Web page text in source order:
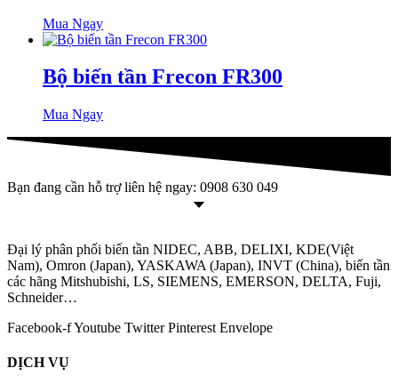
Mua Ngay
Bộ biến tần Frecon FR300
Mua Ngay
Bạn đang cần hỗ trợ liên hệ ngay: 0908 630 049
Đại lý phân phối biến tần NIDEC, ABB, DELIXI, KDE(Việt
Nam), Omron (Japan), YASKAWA (Japan), INVT (China), biến tần
các hãng Mitshubishi, LS, SIEMENS, EMERSON, DELTA, Fuji,
Schneider…
Facebook-fYoutube Twitter Pinterest Envelope
DỊCH VỤ